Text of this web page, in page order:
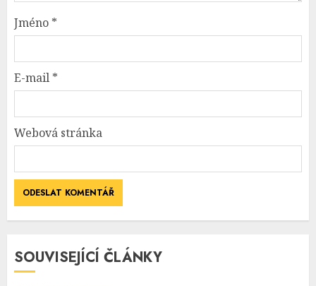
Jméno *
E-mail *
Webová stránka
SOUVISEJÍCÍ ČLÁNKY